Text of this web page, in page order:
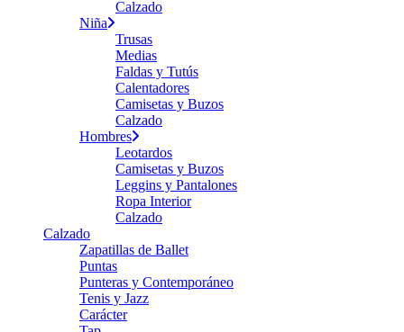
Calzado
Niña
Trusas
Medias
Faldas y Tutús
Calentadores
Camisetas y Buzos
Calzado
Hombres
Leotardos
Camisetas y Buzos
Leggins y Pantalones
Ropa Interior
Calzado
Calzado
Zapatillas de Ballet
Puntas
Punteras y Contemporáneo
Tenis y Jazz
Carácter